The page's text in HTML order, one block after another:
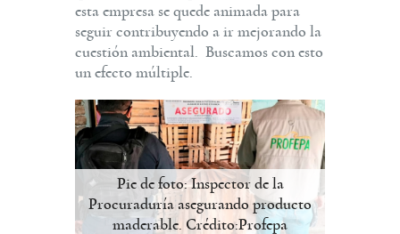
esta empresa se quede animada para
seguir contribuyendo a ir mejorando la
cuestión ambiental. Buscamos con esto
un efecto múltiple.
Pie de foto: Inspector de la
Procuraduría asegurando producto
maderable. Crédito:Profepa